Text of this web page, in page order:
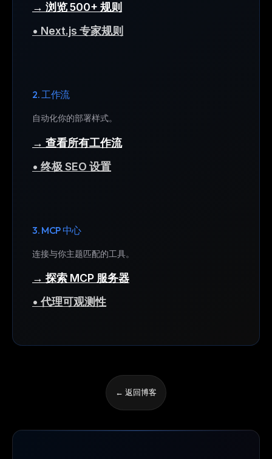
→ 浏览 500+ 规则
• Next.js 专家规则
2. 工作流
自动化你的部署样式。
→ 查看所有工作流
• 终极 SEO 设置
3. MCP 中心
连接与你主题匹配的工具。
→ 探索 MCP 服务器
• 代理可观测性
← 返回博客